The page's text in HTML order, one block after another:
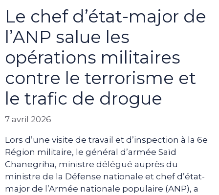
Le chef d’état-major de
l’ANP salue les
opérations militaires
contre le terrorisme et
le trafic de drogue
7 avril 2026
Lors d’une visite de travail et d’inspection à la 6e
Région militaire, le général d’armée Saïd
Chanegriha, ministre délégué auprès du
ministre de la Défense nationale et chef d’état-
major de l’Armée nationale populaire (ANP), a